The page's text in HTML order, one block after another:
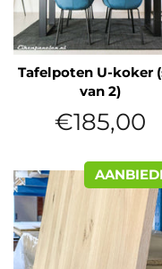
Tafelpoten U-koker
van 2)
Normale
prijs
€185,00